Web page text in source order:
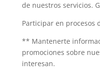
de nuestros servicios.
Participar en procesos
** Mantenerte
promociones sobre
interesan.